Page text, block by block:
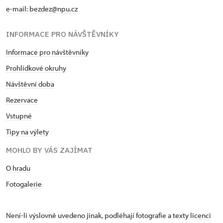
e-mail: bezdez@npu.cz
INFORMACE PRO NÁVŠTĚVNÍKY
Informace pro návštěvníky
Prohlídkové okruhy
Návštěvní doba
Rezervace
Vstupné
Tipy na výlety
MOHLO BY VÁS ZAJÍMAT
O hradu
Fotogalerie
Není-li výslovně uvedeno jinak, podléhají fotografie a texty licenci